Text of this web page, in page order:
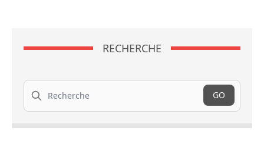
RECHERCHE
Recherche
GO